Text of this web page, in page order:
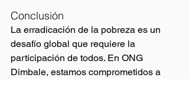
Conclusión
La erradicación de la pobreza es un
desafío global que requiere la
participación de todos. En ONG
Dimbale, estamos comprometidos a